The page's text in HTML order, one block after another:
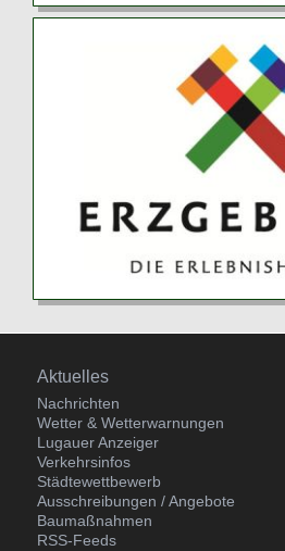
Navigation
überspringen
Aktuelles
Nachrichten
Wetter & Wetterwarnungen
Lugauer Anzeiger
Verkehrsinfos
Städtewettbewerb
Ausschreibungen / Angebote
Baumaßnahmen
RSS-Feeds